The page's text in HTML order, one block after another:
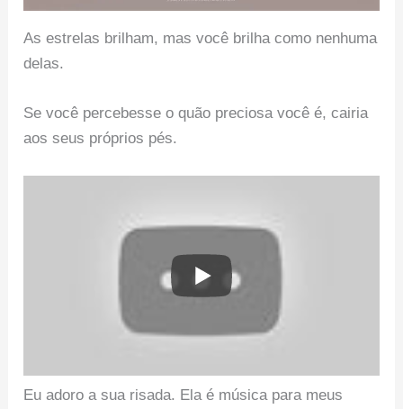
As estrelas brilham, mas você brilha como nenhuma
delas.
Se você percebesse o quão preciosa você é, cairia
aos seus próprios pés.
Eu adoro a sua risada. Ela é música para meus